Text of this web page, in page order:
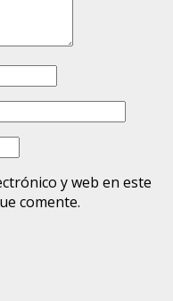
y web en este
comente.